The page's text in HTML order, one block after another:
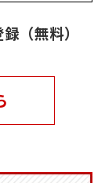
（無料）